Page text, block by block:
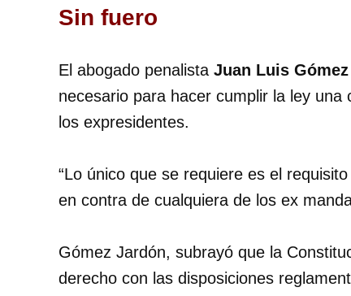
Sin fuero
El abogado penalista Juan Luis
necesario para hacer cumplir la ley
los expresidentes.
“Lo único que se requiere es el
en contra de cualquiera de los ex
Gómez Jardón, subrayó que la
derecho con las disposiciones